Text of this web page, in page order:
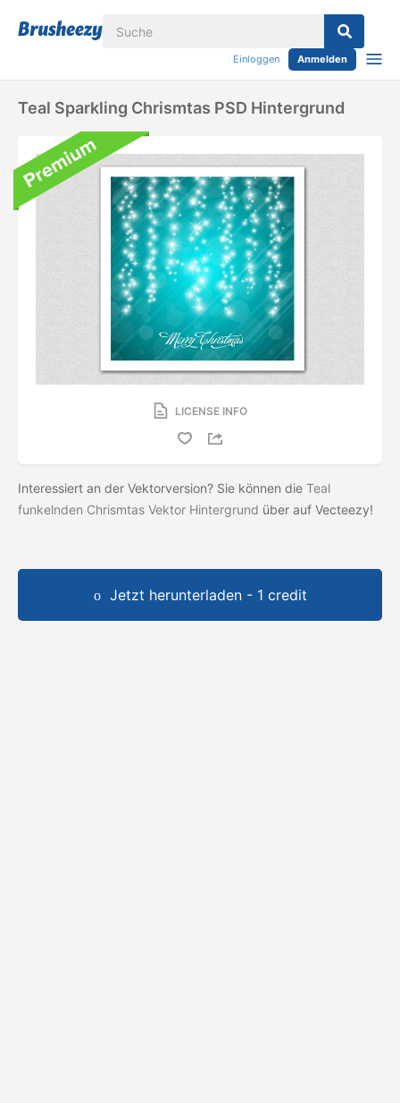
Einloggen Anmelden
Teal Sparkling Chrismtas PSD Hintergrund
LICENSE INFO
Interessiert an der Vektorversion? Sie können die Teal
funkelnden Chrismtas Vektor Hintergrund über auf Vecteezy!
Jetzt herunterladen - 1 credit